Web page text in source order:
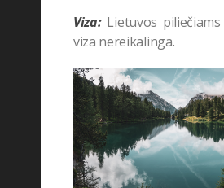
Viza: Lietuvos
viza nereikalinga.